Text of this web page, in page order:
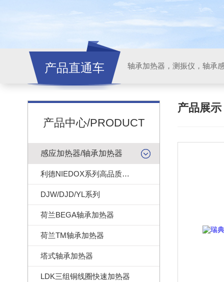
产品直通车 轴承加热器，测振仪，轴承
产品中心/PRODUCT
感应加热器/轴承加热器
利德NIEDOX系列高品质轴承加热器
DJW/DJD/YL系列
荷兰BEGA轴承加热器
荷兰TM轴承加热器
塔式轴承加热器
LDK三组铜线圈快速加热器
产品展示